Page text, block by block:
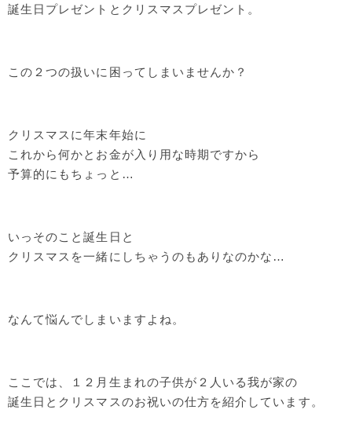
誕生日プレゼントとクリスマスプレゼント。
この２つの扱いに困ってしまいませんか？
クリスマスに年末年始に
これから何かとお金が入り用な時期ですから
予算的にもちょっと…
いっそのこと誕生日と
クリスマスを一緒にしちゃうのもありなのかな…
なんて悩んでしまいますよね。
ここでは、１２月生まれの子供が２人いる我が家の
誕生日とクリスマスのお祝いの仕方を紹介しています。